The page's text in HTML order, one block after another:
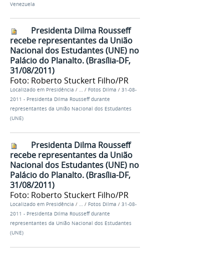
Venezuela
Presidenta Dilma Rousseff
recebe representantes da União
Nacional dos Estudantes (UNE) no
Palácio do Planalto. (Brasília-DF,
31/08/2011)
Foto: Roberto Stuckert Filho/PR
Localizado em Presidência / … / Fotos Dilma / 31-08-
2011 - Presidenta Dilma Rousseff durante
representantes da União Nacional dos Estudantes
(UNE)
Presidenta Dilma Rousseff
recebe representantes da União
Nacional dos Estudantes (UNE) no
Palácio do Planalto. (Brasília-DF,
31/08/2011)
Foto: Roberto Stuckert Filho/PR
Localizado em Presidência / … / Fotos Dilma / 31-08-
2011 - Presidenta Dilma Rousseff durante
representantes da União Nacional dos Estudantes
(UNE)